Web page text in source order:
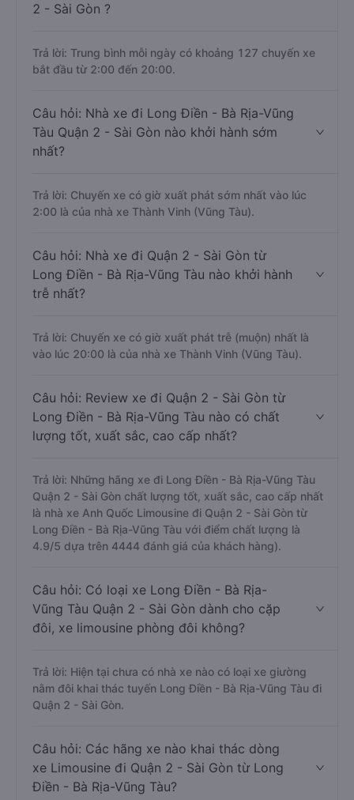
2 - Sài Gòn ?
Trả lời: Trung bình mỗi ngày có khoảng 127 chuyến xe
bắt đầu từ 2:00 đến 20:00.
Câu hỏi: Nhà xe đi Long Điền - Bà Rịa-Vũng
Tàu Quận 2 - Sài Gòn nào khởi hành sớm
nhất?
Trả lời: Chuyến xe có giờ xuất phát sớm nhất vào lúc
2:00 là của nhà xe Thành Vinh (Vũng Tàu).
Câu hỏi: Nhà xe đi Quận 2 - Sài Gòn từ
Long Điền - Bà Rịa-Vũng Tàu nào khởi hành
trễ nhất?
Trả lời: Chuyến xe có giờ xuất phát trễ (muộn) nhất là
vào lúc 20:00 là của nhà xe Thành Vinh (Vũng Tàu).
Câu hỏi: Review xe đi Quận 2 - Sài Gòn từ
Long Điền - Bà Rịa-Vũng Tàu nào có chất
lượng tốt, xuất sắc, cao cấp nhất?
Trả lời: Những hãng xe đi Long Điền - Bà Rịa-Vũng Tàu
Quận 2 - Sài Gòn chất lượng tốt, xuất sắc, cao cấp nhất
là nhà xe Anh Quốc Limousine đi Quận 2 - Sài Gòn từ
Long Điền - Bà Rịa-Vũng Tàu với điểm chất lượng là
4.9/5 dựa trên 4444 đánh giá của khách hàng).
Câu hỏi: Có loại xe Long Điền - Bà Rịa-
Vũng Tàu Quận 2 - Sài Gòn dành cho cặp
đôi, xe limousine phòng đôi không?
Trả lời: Hiện tại chưa có nhà xe nào có loại xe giường
nằm đôi khai thác tuyến Long Điền - Bà Rịa-Vũng Tàu đi
Quận 2 - Sài Gòn.
Câu hỏi: Các hãng xe nào khai thác dòng
xe Limousine đi Quận 2 - Sài Gòn từ Long
Điền - Bà Rịa-Vũng Tàu?